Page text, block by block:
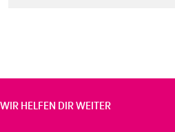
WIR HELFEN DIR WEITER